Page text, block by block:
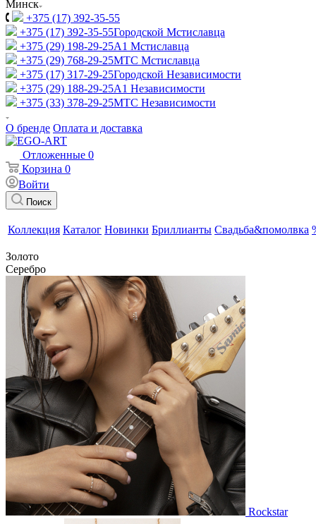
Минск
+375 (17) 392-35-55
+375 (17) 392-35-55Городской Мстиславца
+375 (29) 198-29-25A1 Мстиславца
+375 (29) 768-29-25МТС Мстиславца
+375 (17) 317-29-25Городской Независимости
+375 (29) 188-29-25A1 Независимости
+375 (33) 378-29-25МТС Независимости
О бренде Оплата и доставка
Отложенные 0
Корзина 0
Войти
Поиск
Коллекция Каталог Новинки Бриллианты Свадьба&помолвка
Золото
Серебро
Rockstar